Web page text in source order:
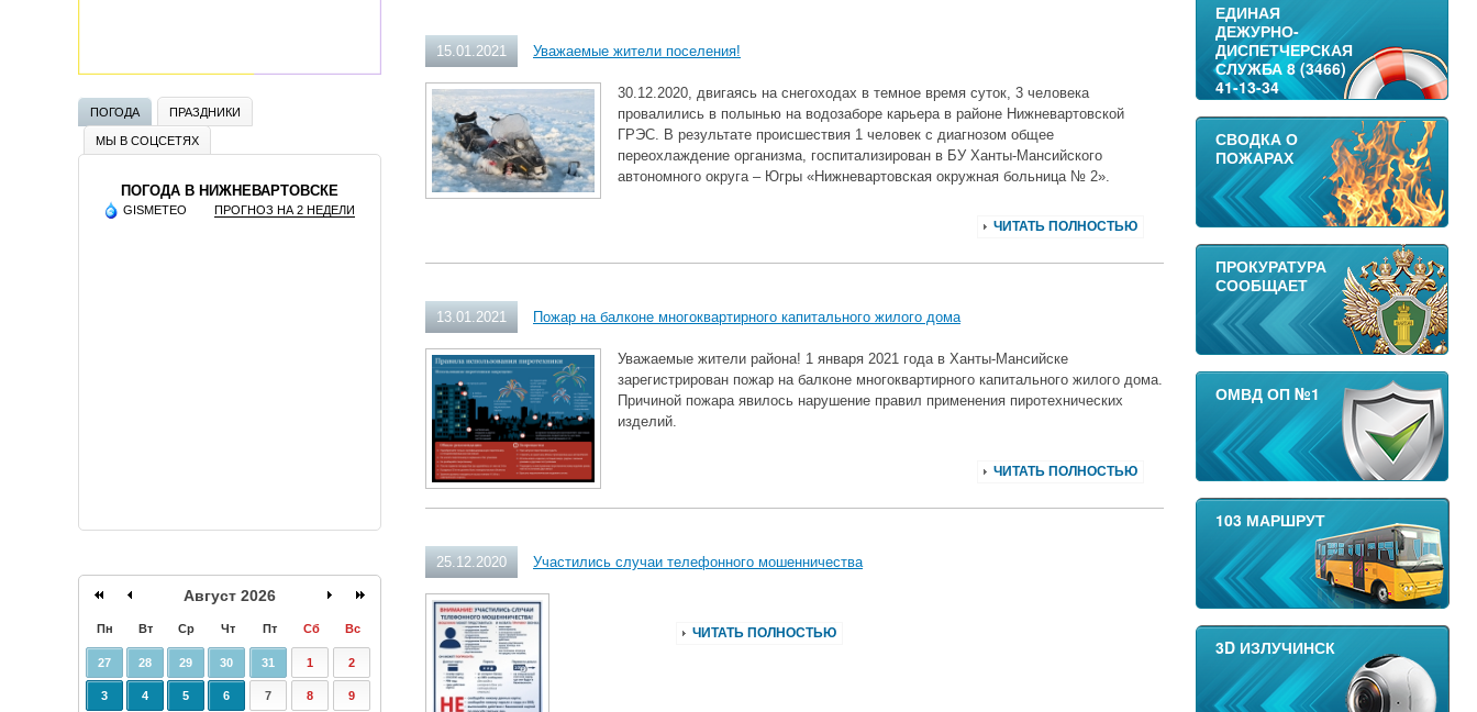
15.01.2021 Уважаемые жители поселения!
30.12.2020, двигаясь на снегоходах в темное время суток, 3 человека
провалились в полынью на водозаборе карьера в районе Нижневартовской
ГРЭС. В результате происшествия 1 человек с диагнозом общее
переохлаждение организма, госпитализирован в БУ Ханты-Мансийского
автономного округа – Югры «Нижневартовская окружная больница № 2».
ЧИТАТЬ ПОЛНОСТЬЮ
13.01.2021 Пожар на балконе многоквартирного капитального жилого дома
Уважаемые жители района! 1 января 2021 года в Ханты-Мансийске
зарегистрирован пожар на балконе многоквартирного капитального жилого дома.
Причиной пожара явилось нарушение правил применения пиротехнических
изделий.
ЧИТАТЬ ПОЛНОСТЬЮ
25.12.2020 Участились случаи телефонного мошенничества
ЧИТАТЬ ПОЛНОСТЬЮ
ПОГОДА
ПРАЗДНИКИ
МЫ В СОЦСЕТЯХ
ПОГОДА В НИЖНЕВАРТОВСКЕ
GISMETEO ПРОГНОЗ НА 2 НЕДЕЛИ
Август 2026
Пн Вт Ср Чт Пт Сб Вс
27 28 29 30 31 1 2
3 4 5 6 7 8 9
ЕДИНАЯ
ДЕЖУРНО-
ДИСПЕТЧЕРСКАЯ
СЛУЖБА 8 (3466)
41-13-34
СВОДКА О
ПОЖАРАХ
ПРОКУРАТУРА
СООБЩАЕТ
ОМВД ОП №1
103 МАРШРУТ
3D ИЗЛУЧИНСК